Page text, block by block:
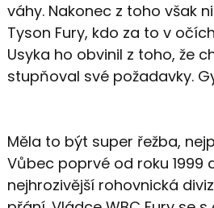
váhy. Nakonec z toho však
Tyson Fury, kdo za to v
Usyka ho obvinil z toho, že
stupňoval své požadavky.
Měla to být super řežba,
Vůbec poprvé od roku 1999
nejhrozivější rohovnická